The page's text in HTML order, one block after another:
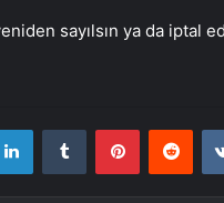
sayılsın ya da iptal
LinkedInTumblr Pinterest